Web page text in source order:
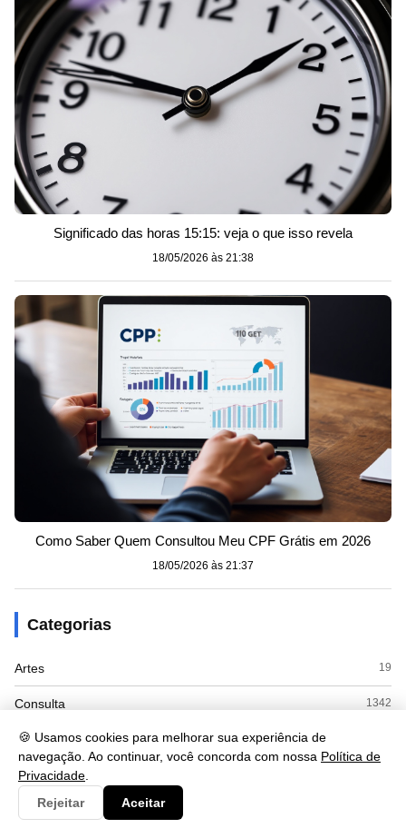
🍪 Usamos cookies para melhorar sua experiência de
navegação. Ao continuar, você concorda com nossa Política de
Privacidade
Rejeitar
Aceitar
Significado das horas 15:15: veja o que isso revela
18/05/2026 às 21:38
Como Saber Quem Consultou Meu CPF Grátis em 2026
18/05/2026 às 21:37
Categorias
Artes 19
Consulta 1342
Cultura
Documento
Economia